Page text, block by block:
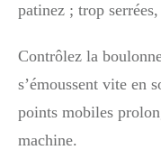
patinez ; trop
Contrôlez la
s’émoussent vite en
points mobiles
machine.